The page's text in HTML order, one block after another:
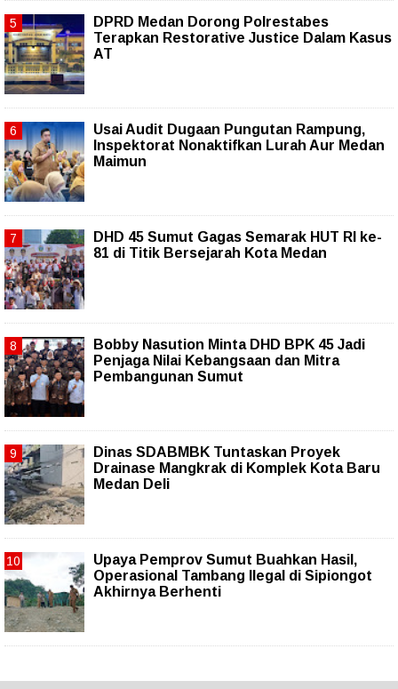
DPRD Medan Dorong Polrestabes
Terapkan Restorative Justice Dalam Kasus
AT
Usai Audit Dugaan Pungutan Rampung,
Inspektorat Nonaktifkan Lurah Aur Medan
Maimun
DHD 45 Sumut Gagas Semarak HUT RI ke-
81 di Titik Bersejarah Kota Medan
Bobby Nasution Minta DHD BPK 45 Jadi
Penjaga Nilai Kebangsaan dan Mitra
Pembangunan Sumut
Dinas SDABMBK Tuntaskan Proyek
Drainase Mangkrak di Komplek Kota Baru
Medan Deli
Upaya Pemprov Sumut Buahkan Hasil,
Operasional Tambang Ilegal di Sipiongot
Akhirnya Berhenti